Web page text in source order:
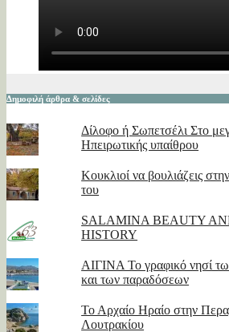
Δημοφιλή άρθρα & σελίδες
Δίλοφο ή Σωπετσέλι Στο
Ηπειρωτικής υπαίθρου
Κουκλιοί να βουλιάζεις
του
SALAMINA BEAUTY
HISTORY
ΑΙΓΙΝΑ Το γραφικό νησί
και των παραδόσεων
Το Αρχαίο Ηραίο στην
Λουτρακίου